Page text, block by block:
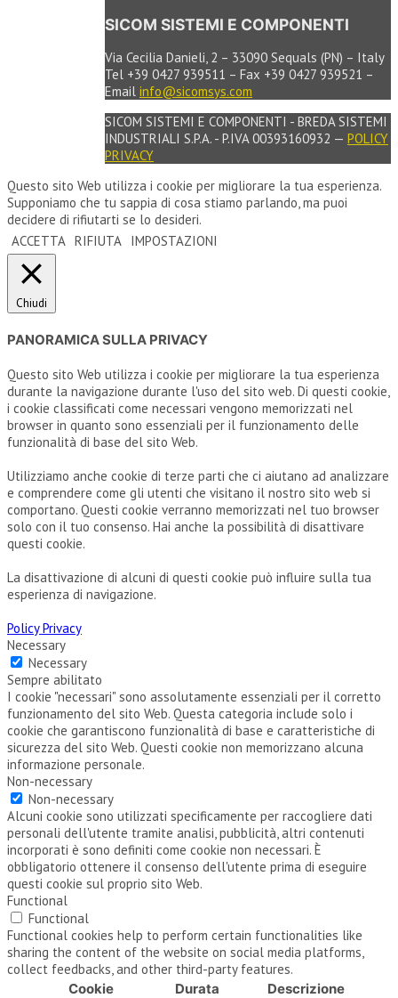
SICOM SISTEMI E COMPONENTI
Via Cecilia Danieli, 2 – 33090 Sequals (PN) – Italy
Tel +39 0427 939511 – Fax +39 0427 939521 –
Email info@sicomsys.com
SICOM SISTEMI E COMPONENTI - BREDA SISTEMI
INDUSTRIALI S.P.A. - P.IVA 00393160932 — POLICY
PRIVACY
Questo sito Web utilizza i cookie per migliorare la tua esperienza.
Supponiamo che tu sappia di cosa stiamo parlando, ma puoi
decidere di rifiutarti se lo desideri.
ACCETTA RIFIUTA IMPOSTAZIONI
Chiudi
PANORAMICA SULLA PRIVACY
Questo sito Web utilizza i cookie per migliorare la tua esperienza
durante la navigazione durante l'uso del sito web. Di questi cookie,
i cookie classificati come necessari vengono memorizzati nel
browser in quanto sono essenziali per il funzionamento delle
funzionalità di base del sito Web.
Utilizziamo anche cookie di terze parti che ci aiutano ad analizzare
e comprendere come gli utenti che visitano il nostro sito web si
comportano. Questi cookie verranno memorizzati nel tuo browser
solo con il tuo consenso. Hai anche la possibilità di disattivare
questi cookie.
La disattivazione di alcuni di questi cookie può influire sulla tua
esperienza di navigazione.
Policy Privacy
Necessary
Necessary
Sempre abilitato
I cookie "necessari" sono assolutamente essenziali per il corretto
funzionamento del sito Web. Questa categoria include solo i
cookie che garantiscono funzionalità di base e caratteristiche di
sicurezza del sito Web. Questi cookie non memorizzano alcuna
informazione personale.
Non-necessary
Non-necessary
Alcuni cookie sono utilizzati specificamente per raccogliere dati
personali dell'utente tramite analisi, pubblicità, altri contenuti
incorporati è sono definiti come cookie non necessari. È
obbligatorio ottenere il consenso dell'utente prima di eseguire
questi cookie sul proprio sito Web.
Functional
Functional
Functional cookies help to perform certain functionalities like
sharing the content of the website on social media platforms,
collect feedbacks, and other third-party features.
Cookie
Durata Descrizione